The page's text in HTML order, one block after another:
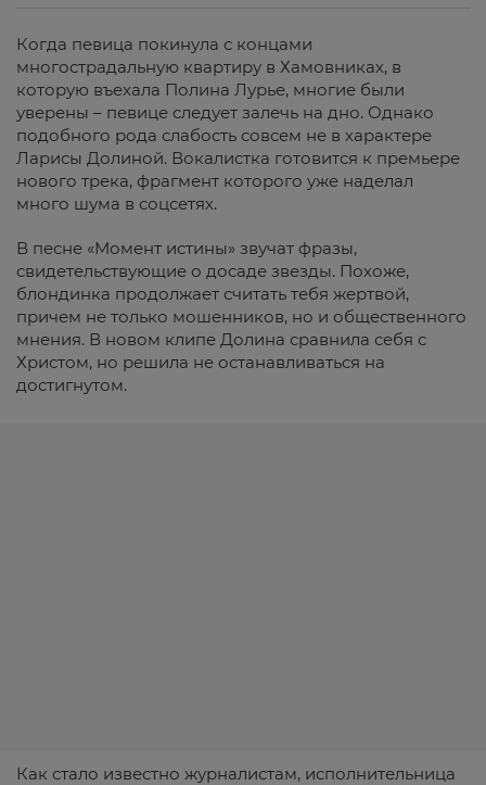
Когда певица покинула с концами
многострадальную квартиру в Хамовниках, в
которую въехала Полина Лурье, многие были
уверены – певице следует залечь на дно. Однако
подобного рода слабость совсем не в характере
Ларисы Долиной. Вокалистка готовится к премьере
нового трека, фрагмент которого уже наделал
много шума в соцсетях.
В песне «Момент истины» звучат фразы,
свидетельствующие о досаде звезды. Похоже,
блондинка продолжает считать тебя жертвой,
причем не только мошенников, но и общественного
мнения. В новом клипе Долина сравнила себя с
Христом, но решила не останавливаться на
достигнутом.
Как стало известно журналистам, исполнительница